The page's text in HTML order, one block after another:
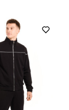
носіння
повсякденний
100% поліестер